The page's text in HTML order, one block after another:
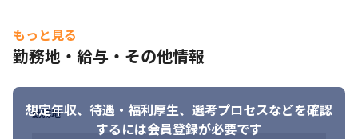
げていけるポジションです。
また、AI開発の実務経験は必須ではありません。
これまでのバックエンド開発、業務アプリケーション開発、API設
計、クラウド開発の経験を活かしながら、生成AI、RAG、AI
Agent、業務自動化などに領域を広げていきたい方にも良い環境
・Java / Python / Go / Node.js / TypeScriptなどを用いた開発経
験
・Spring Boot / FastAPI / Node.js / Express / NestJS / Django /
Goなどを用いた開発経験
・React / Next.js / TypeScriptなどを用いたフロントエンド開発
もっと見る
勤務地・給与・その他情報
想定年収、待遇・福利厚生、 選考プロセスなどを確認
するには会員登録が必要です
勤務地